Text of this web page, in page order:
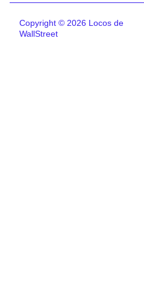
Copyright © 2026 Locos de
WallStreet